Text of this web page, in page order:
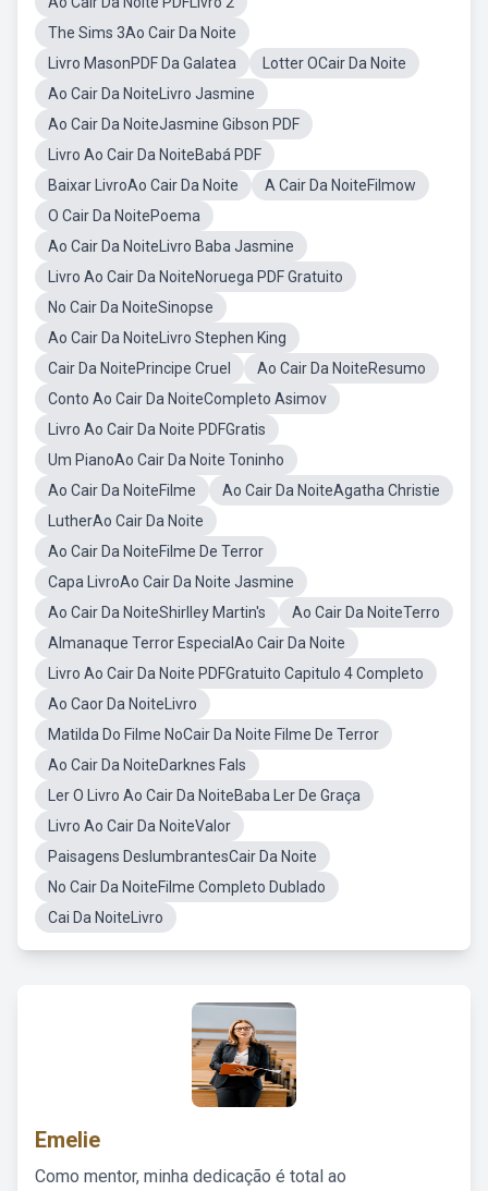
The Sims 3Ao Cair Da Noite
Livro MasonPDF Da Galatea
Lotter OCair Da Noite
Ao Cair Da NoiteLivro Jasmine
Ao Cair Da NoiteJasmine Gibson PDF
Livro Ao Cair Da NoiteBabá PDF
Baixar LivroAo Cair Da Noite
A Cair Da NoiteFilmow
O Cair Da NoitePoema
Ao Cair Da NoiteLivro Baba Jasmine
Livro Ao Cair Da NoiteNoruega PDF Gratuito
No Cair Da NoiteSinopse
Ao Cair Da NoiteLivro Stephen King
Cair Da NoitePrincipe Cruel
Ao Cair Da NoiteResumo
Conto Ao Cair Da NoiteCompleto Asimov
Livro Ao Cair Da Noite PDFGratis
Um PianoAo Cair Da Noite Toninho
Ao Cair Da NoiteFilme
Ao Cair Da NoiteAgatha Christie
LutherAo Cair Da Noite
Ao Cair Da NoiteFilme De Terror
Capa LivroAo Cair Da Noite Jasmine
Ao Cair Da NoiteShirlley Martin's
Ao Cair Da NoiteTerro
Almanaque Terror EspecialAo Cair Da Noite
Livro Ao Cair Da Noite PDFGratuito Capitulo 4 Completo
Ao Caor Da NoiteLivro
Matilda Do Filme NoCair Da Noite Filme De Terror
Ao Cair Da NoiteDarknes Fals
Ler O Livro Ao Cair Da NoiteBaba Ler De Graça
Livro Ao Cair Da NoiteValor
Paisagens DeslumbrantesCair Da Noite
No Cair Da NoiteFilme Completo Dublado
Cai Da NoiteLivro
Emelie
Como mentor, minha dedicação é total ao